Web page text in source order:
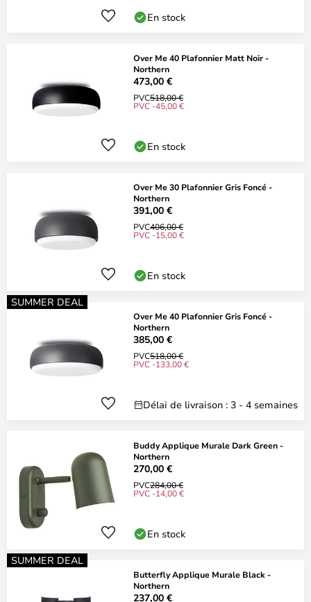
En stock
Over Me 40 Plafonnier Matt Noir -
Northern
473,00 €
PVC518,00 €
PVC -45,00 €
En stock
Over Me 30 Plafonnier Gris Foncé -
Northern
391,00 €
PVC406,00 €
PVC -15,00 €
En stock
SUMMER DEAL
Over Me 40 Plafonnier Gris Foncé -
Northern
385,00 €
PVC518,00 €
PVC -133,00 €
Délai de livraison : 3 - 4 semaines
Buddy Applique Murale Dark Green -
Northern
270,00 €
PVC284,00 €
PVC -14,00 €
En stock
SUMMER DEAL
Butterfly Applique Murale Black -
Northern
237,00 €